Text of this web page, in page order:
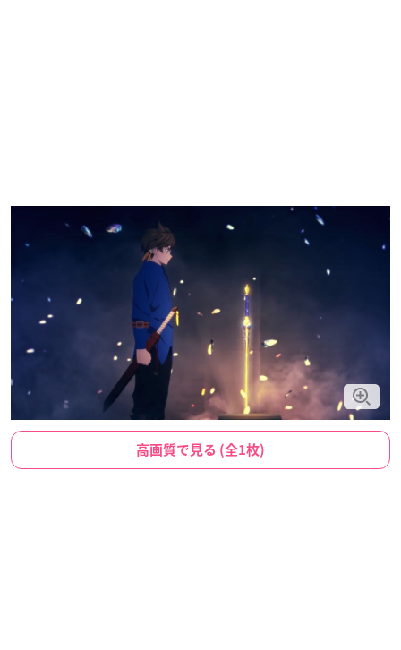
高画質で見る (全1枚)